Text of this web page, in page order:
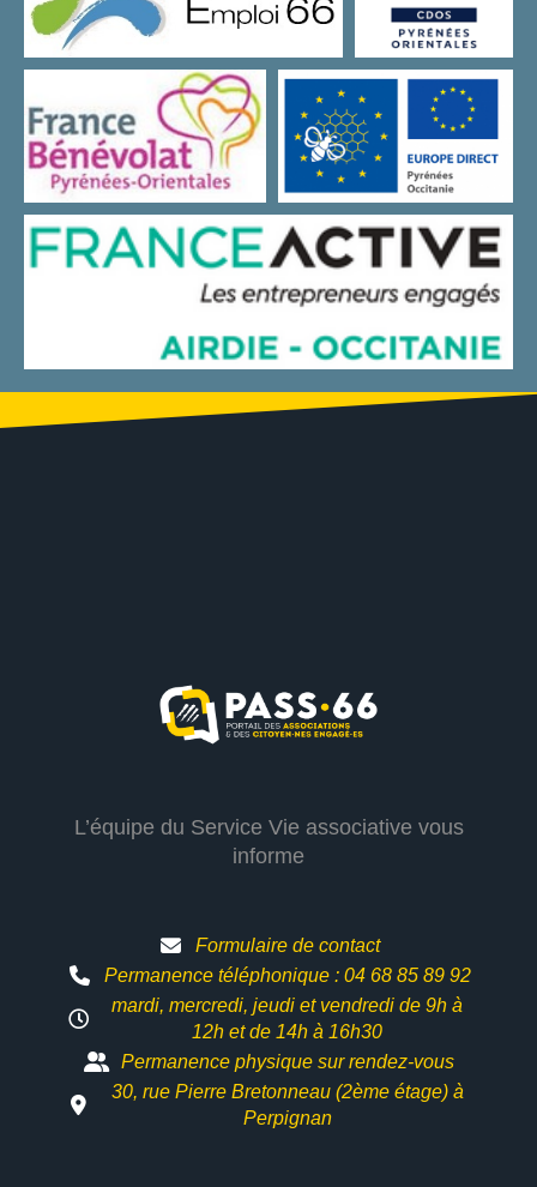
L’équipe du Service Vie associative vous
informe
Formulaire de contact
Permanence téléphonique : 04 68 85 89 92
mardi, mercredi, jeudi et vendredi de 9h à
12h etde 14h à 16h30
Permanence physique sur rendez-vous
30, rue Pierre Bretonneau (2ème étage) à
Perpignan